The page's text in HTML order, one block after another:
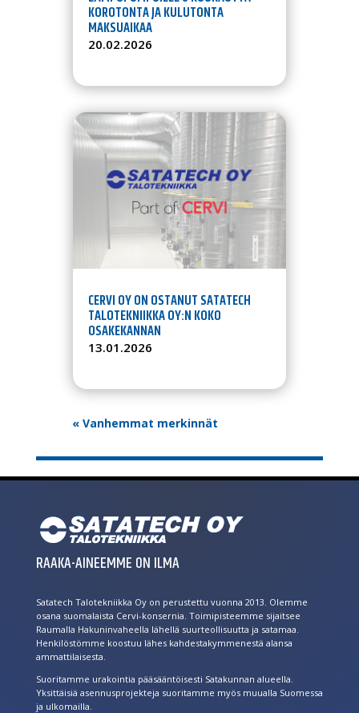
KOROTONTA JA KULUTONTA
MAKSUAIKAA
20.02.2026
CERVI OY ON OSTANUT SATATECH
TALOTEKNIIKKA OY:N KOKO
OSAKEKANNAN
13.01.2026
« Vanhemmat merkinnät
RAAKA-AINEEMME ON ILMA
Satatech Talotekniikka Oy on perustettu vuonna 2013. Olemme
osana suomalaista Cervi-konsernia. Toimipisteemme sijaitsee
Raumalla Hakuninvaheella lähellä suurteollisuutta ja satamaa.
Henkilöstömme koostuu lähes kahdestakymmenestä alansa
ammattilaisesta.
Suoritamme urakointia pääsääntöisesti Satakunnan alueella.
Yksittäisiä asennusprojekteja suoritamme myös muualla Suomessa
ja ulkomailla.